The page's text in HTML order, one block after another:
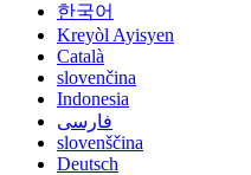
한국어
Kreyòl Ayisyen
Català
slovenčina
Indonesia
فارسی
slovenščina
Deutsch